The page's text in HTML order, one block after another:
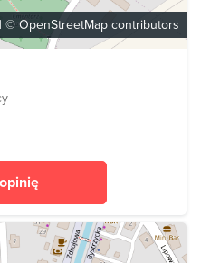
| © OpenStreetMap contributors